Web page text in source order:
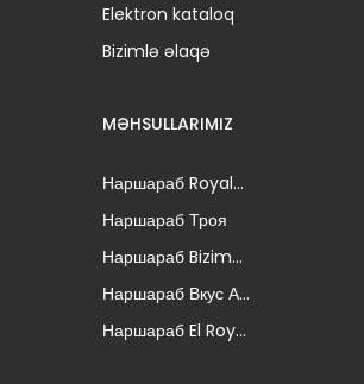
Elektron kataloq
Bizimlə əlaqə
MƏHSULLARIMIZ
Наршараб Royal...
Наршараб Троя
Наршараб Bizim...
Наршараб Вкус А...
Наршараб El Roy...